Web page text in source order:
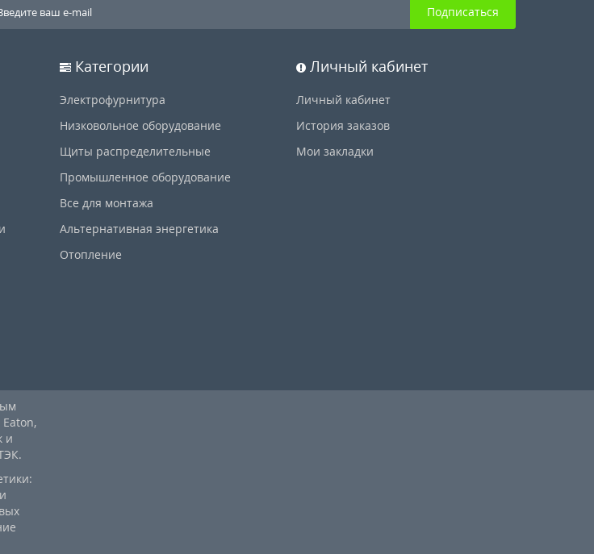
Подписаться
Категории
Электрофурнитура
Низковольное оборудование
Щиты распределительные
Промышленное оборудование
Все для монтажа
Альтернативная энергетика
Отопление
Личный кабинет
Личный кабинет
История заказов
Мои закладки
и